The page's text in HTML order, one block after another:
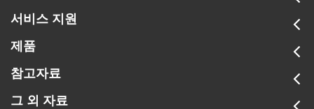
서비스 지원
제품
참고자료
그 외 자료